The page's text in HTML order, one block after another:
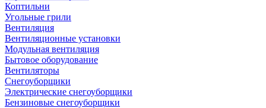
Коптильни
Угольные грили
Вентиляция
Вентиляционные установки
Модульная вентиляция
Бытовое оборудование
Вентиляторы
Снегоуборщики
Электрические снегоуборщики
Бензиновые снегоуборщики